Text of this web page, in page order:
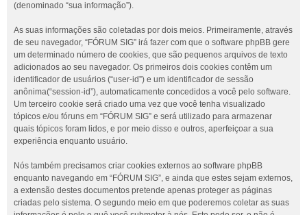
(denominado “sua informação”).
As suas informações são coletadas por dois meios. Primeiramente, através
de seu navegador, “FÓRUM SIG” irá fazer com que o software phpBB gere
um determinado número de cookies, que são pequenos arquivos de texto
adicionados ao seu navegador. Os primeiros dois cookies contêm um
identificador de usuários (“user-id”) e um identificador de sessão
anônima(“session-id”), automaticamente concedidos a você pelo software.
Um terceiro cookie será criado uma vez que você tenha visualizado
tópicos e/ou fóruns em “FÓRUM SIG” e será utilizado para armazenar
quais tópicos foram lidos, e por meio disso e outros, aperfeiçoar a sua
experiência enquanto usuário.
Nós também precisamos criar cookies externos ao software phpBB
enquanto navegando em “FÓRUM SIG”, e ainda que estes sejam externos,
a extensão destes documentos pretende apenas proteger as páginas
criadas pelo sistema. O segundo meio em que poderemos coletar as suas